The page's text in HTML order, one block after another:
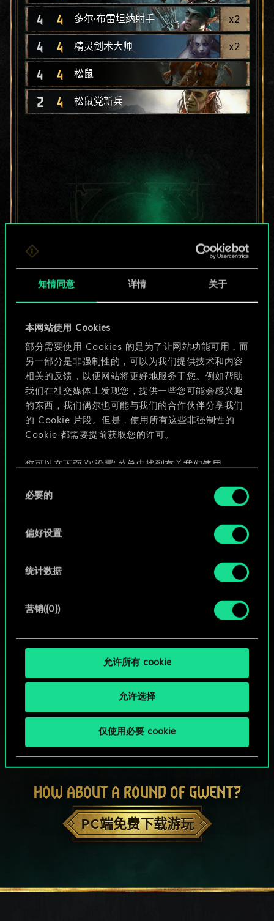
知情同意 详情 关于
本网站使用 Cookies
部分需要使用 Cookies 的是为了让网站功能可用，而
另一部分是非强制性的，可以为我们提供技术和内容
相关的反馈，以便网站将更好地服务于您。例如帮助
我们在社交媒体上发现您，提供一些您可能会感兴趣
的东西，我们偶尔也可能与我们的合作伙伴分享我们
的 Cookie 片段。但是，使用所有这些非强制性的
Cookie 都需要提前获取您的许可。
您可以在下面的"设置"菜单中找到有关我们使用
好。一旦您了解了其中的内容并准备好继续，请点
必要的
偏好设置
统计数据
营销({0})
允许所有 cookie
允许选择
仅使用必要 cookie
4 4 多尔·布雷坦纳射手 x2
4 4 精灵剑术大师 x2
4 4 松鼠
2 4 松鼠党新兵
目前只是分享了一套
牌，但能做的不止这
些！
给牌组命名并撰写攻略
HOW ABOUT A ROUND OF GWENT?
PC端免费下载游玩